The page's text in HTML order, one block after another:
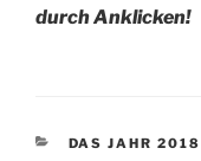
durch Anklicken!
KATEGORIEN
DAS JAHR 2018